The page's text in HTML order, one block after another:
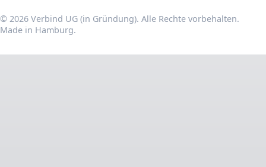
© 2026 Verbind UG (in Gründung). Alle Rechte vorbehalten.
Made in Hamburg.